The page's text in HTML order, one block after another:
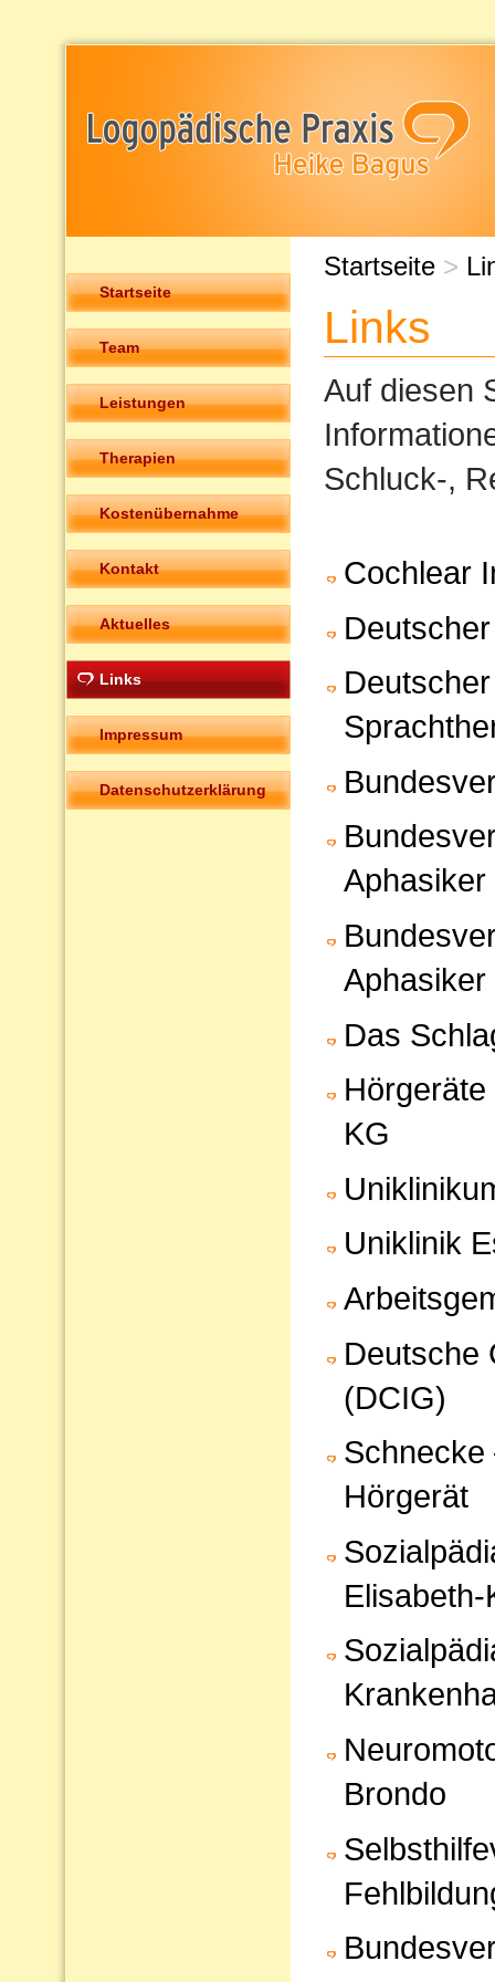
Startseite
Team
Leistungen
Therapien
Kostenübernahme
Kontakt
Aktuelles
Links
Impressum
Datenschutzerklärung
Startseite >
Links
Auf diesen
Schluck-,
Cochlear
Aphasiker
Aphasiker
Das
KG
Uniklinik
Deutsche
(DCIG)
Schnecke
Hörgerät
Brondo